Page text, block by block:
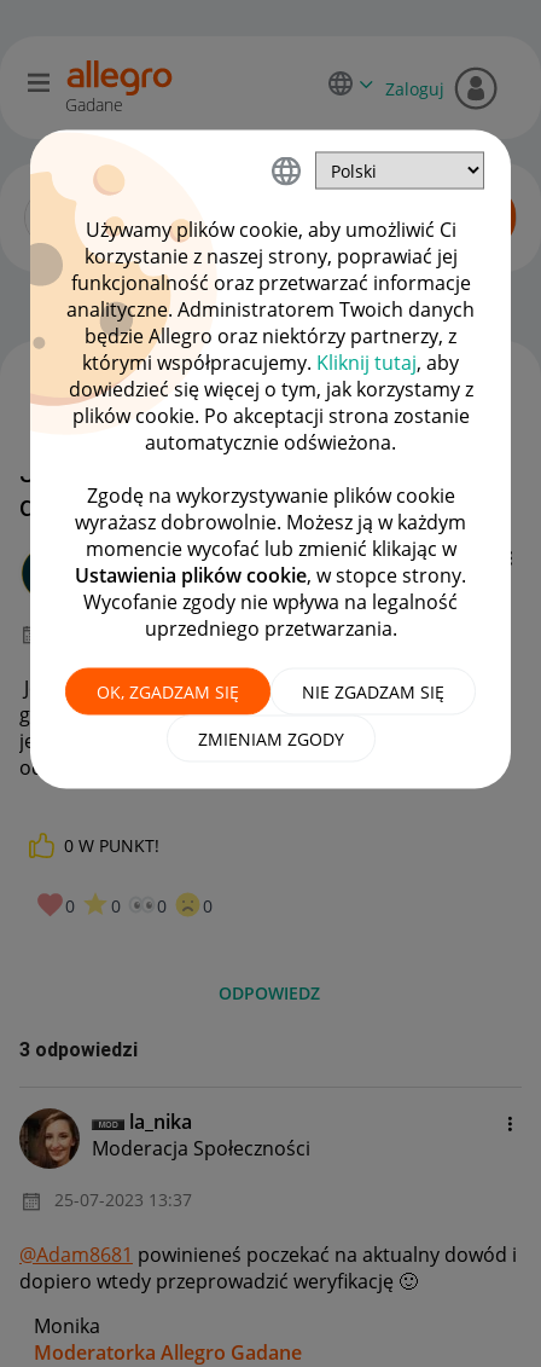
Używamy plików cookie, aby umożliwić Ci
korzystanie z naszej strony, poprawiać jej
funkcjonalność oraz przetwarzać informacje
analityczne. Administratorem Twoich danych
będzie Allegro oraz niektórzy partnerzy, z
którymi współpracujemy. Kliknij tutaj, aby
dowiedzieć się więcej o tym, jak korzystamy z
plików cookie. Po akceptacji strona zostanie
automatycznie odświeżona.
Zgodę na wykorzystywanie plików cookie
wyrażasz dobrowolnie. Możesz ją w każdym
momencie wycofać lub zmienić klikając w
Ustawienia plików cookie, w stopce strony.
Wycofanie zgody nie wpływa na legalność
uprzedniego przetwarzania.
OK, ZGADZAM SIĘ NIE ZGADZAM SIĘ
ZMIENIAM ZGODY
Gadane
Zaloguj
Początkujący sprzedawcy OPCJE
Jestem w trakcie wymiany
dowodu
Adam8681
#7 Wielbiciel
13:19
Jestem w trakcie wymiany dowodu. Co mogę zrobić
gdy prośba jest o skan starego dowodu a nowego
jeszcze nie mam. Wniosek na przelewy został
odrzucony
0 W PUNKT!
0 0 0 0
ODPOWIEDZ
WSZYSTKIE TEMATY
3 odpowiedzi
la_nika
Moderacja Społeczności
‎25-07-2023 13:37
@Adam8681 powinieneś poczekać na aktualny dowód i
dopiero wtedy przeprowadzić weryfikację 🙂
Monika
Moderatorka Allegro Gadane